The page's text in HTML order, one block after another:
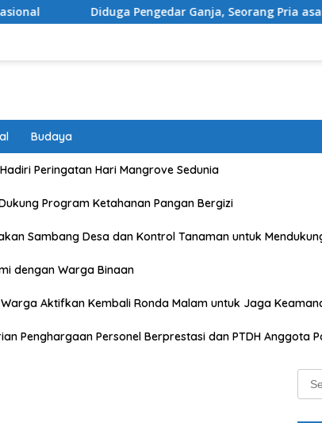
Pengedar Ganja, Seorang Pria asal Kota Mataram
Budaya
Peringatan Hari Mangrove Sedunia
Program Ketahanan Pangan Bergizi
Sambang Desa dan Kontrol Tanaman untuk
dengan Warga Binaan
Aktifkan Kembali Ronda Malam untuk Jaga
Penghargaan Personel Berprestasi dan PTDH Anggota
for: